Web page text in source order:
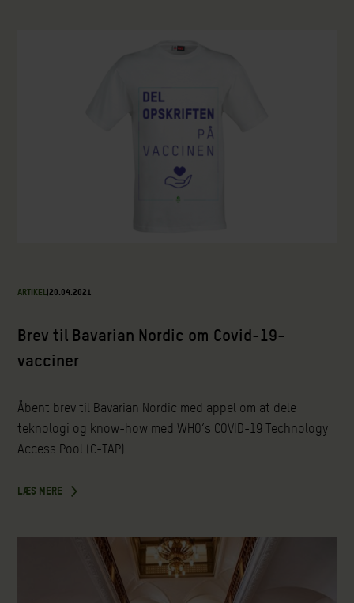
ARTIKEL|20.04.2021
Brev til Bavarian Nordic om Covid-19-
vacciner
Åbent brev til Bavarian Nordic med appel om at dele
teknologi og know-how med WHO’s COVID-19 Technology
Access Pool (C-TAP).
LÆS MERE